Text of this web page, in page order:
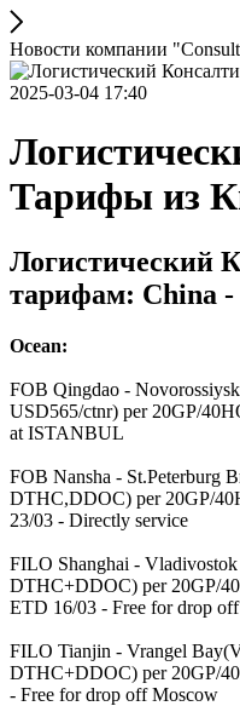
Новости компании
2025-03-04 17:40
Тарифы из
Логистический
тарифам: China -
Ocean:
FOB Qingdao -
USD565/ctnr) per 20GP/
at ISTANBUL
FOB Nansha - St.Peterburg
DTHC,DDOC) per 20GP/
23/03 - Directly service
FILO Shanghai -
DTHC+DDOC) per 20GP/
ETD 16/03 - Free for drop
FILO Tianjin - Vrangel
DTHC+DDOC) per 20GP/
- Free for drop off Moscow